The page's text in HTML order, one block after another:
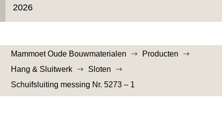
2026
Mammoet Oude Bouwmaterialen $ Producten $
Hang & Sluitwerk $ Sloten $
Schuifsluiting messing Nr. 5273 – 1